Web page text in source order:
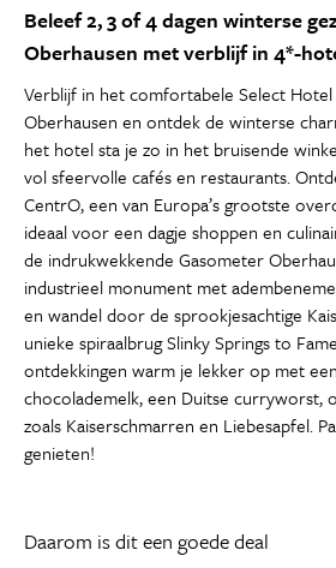
Beleef 2, 3 of 4 dagen winterse
Oberhausen met verblijf in 4*-
Verblijf in het comfortabele Select
Oberhausen en ontdek de winterse
het hotel sta je zo in het bruisende
vol sfeervolle cafés en restaurants.
CentrO, een van Europa’s grootste
ideaal voor een dagje shoppen en
de indrukwekkende Gasometer
industrieel monument met
en wandel door de sprookjesachtige
unieke spiraalbrug Slinky Springs to
ontdekkingen warm je lekker op met
chocolademelk, een Duitse curryworst,
zoals Kaiserschmarren en Liebesapfel.
genieten!
Daarom is dit een goede deal